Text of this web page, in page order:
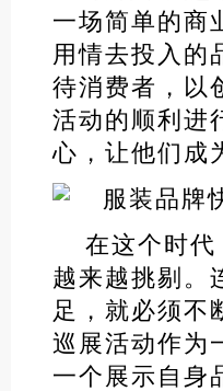
一场简单的商
用情去投入的
待消费者，以
活动的顺利进
心，让他们成
在这个时
越来越挑剔。
足，就必须不
巡展活动作为
一个展示自身